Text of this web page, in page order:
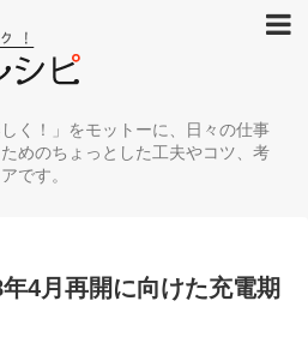
く！」をモットーに、日々の仕事
めのちょっとした工夫やコツ、考
です。
4月再開に向けた充電期